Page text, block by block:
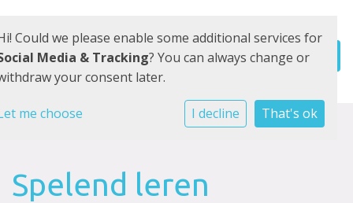
Spelend leren
Could we please enable some additional services for
Media & Tracking? You can always change or
your consent later.
me choose I decline That's ok